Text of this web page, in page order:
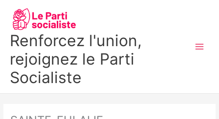
contenu
Renforcez l'union,
rejoignez le Parti
Socialiste